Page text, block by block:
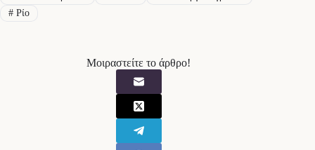
#Ρίο
Μοιραστείτε το άρθρο!